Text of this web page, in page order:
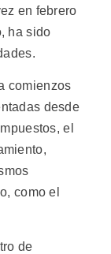
en febrero
ha sido
comienzos
desde
el
como el
de